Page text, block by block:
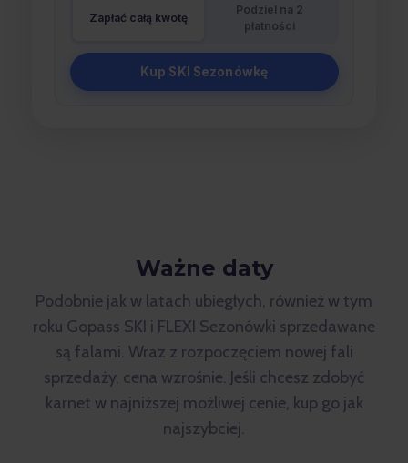
Zapłać całą kwotę
Podziel na 2
płatności
Kup SKI Sezonówkę
Ważne daty
Podobnie jak w latach ubiegłych, również w tym
roku Gopass SKI i FLEXI Sezonówki sprzedawane
są falami. Wraz z rozpoczęciem nowej fali
sprzedaży, cena wzrośnie. Jeśli chcesz zdobyć
karnet w najniższej możliwej cenie, kup go jak
najszybciej.